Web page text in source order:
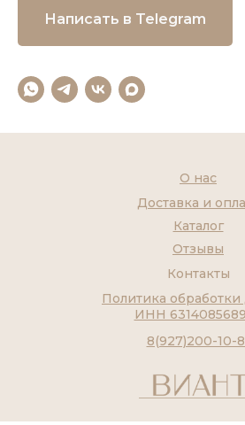
Написать в Telegram
Контакты
8(927)200-10-
Каталог
О нас
Доставка и
Отзывы
Политика
ИНН